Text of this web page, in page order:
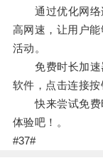
通过优化网络
高网速，让用户
活动。
免费时长加速
软件，点击连接按
快来尝试免费
体验吧！。
#37#